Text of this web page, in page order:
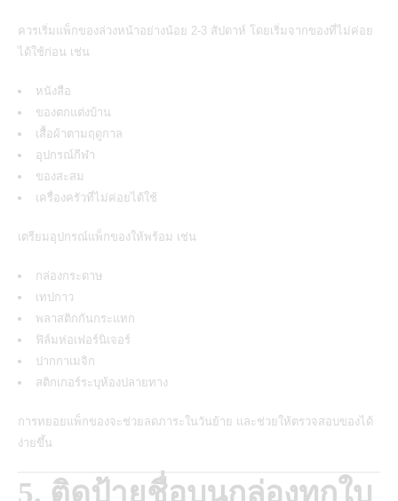
ควรเริ่มแพ็กของล่วงหน้าอย่างน้อย 2-3 สัปดาห์ โดยเริ่มจากของที่ไม่ค่อย
ได้ใช้ก่อน เช่น
หนังสือ
ของตกแต่งบ้าน
เสื้อผ้าตามฤดูกาล
อุปกรณ์กีฬา
ของสะสม
เครื่องครัวที่ไม่ค่อยได้ใช้
เตรียมอุปกรณ์แพ็กของให้พร้อม เช่น
กล่องกระดาษ
เทปกาว
พลาสติกกันกระแทก
ฟิล์มห่อเฟอร์นิเจอร์
ปากกาเมจิก
สติกเกอร์ระบุห้องปลายทาง
การทยอยแพ็กของจะช่วยลดภาระในวันย้าย และช่วยให้ตรวจสอบของได้
ง่ายขึ้น
5. ติดป้ายชื่อบนกล่องทุกใบ